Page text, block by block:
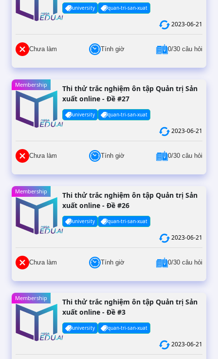
university quan-tri-san-xuat
2023-06-21
Chưa làm Tính giờ 0/30 câu hỏi
Membership
Thi thử trắc nghiệm ôn tập Quản trị Sản
xuất online - Đề #27
university quan-tri-san-xuat
2023-06-21
Chưa làm Tính giờ 0/30 câu hỏi
Membership
Thi thử trắc nghiệm ôn tập Quản trị Sản
xuất online - Đề #26
university quan-tri-san-xuat
2023-06-21
Chưa làm Tính giờ 0/30 câu hỏi
Membership
Thi thử trắc nghiệm ôn tập Quản trị Sản
xuất online - Đề #3
university quan-tri-san-xuat
2023-06-21